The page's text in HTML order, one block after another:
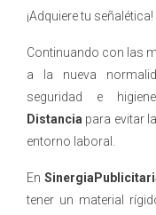
¡Adquiere tu señalética!
Continuando con las
a la nueva
seguridad e
Distancia para evitar
entorno laboral.
En
tener un material